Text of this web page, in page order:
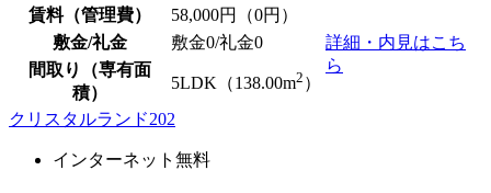
賃料（管理費） 58,000円（0円）
詳細・内見はこち
ら
敷金/礼金 敷金0/礼金0
間取り（専有面
積）
5LDK（138.00m2 ）
クリスタルランド202
インターネット無料